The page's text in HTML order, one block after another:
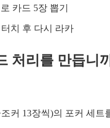
카드 5장 뽑기
치 후 다시 라카
처리를 만듭니
커 13장씩)의 포커 세트